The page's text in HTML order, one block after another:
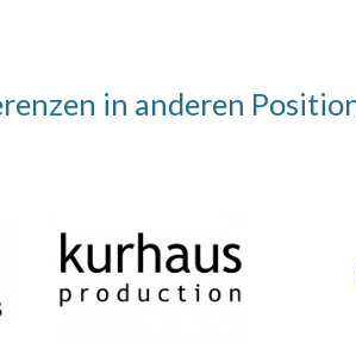
in anderen